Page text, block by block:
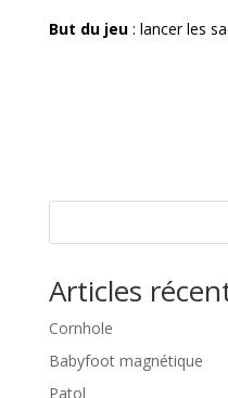
But du jeu: lancer les
Articles
Cornhole
Babyfoot magnétique
Patol